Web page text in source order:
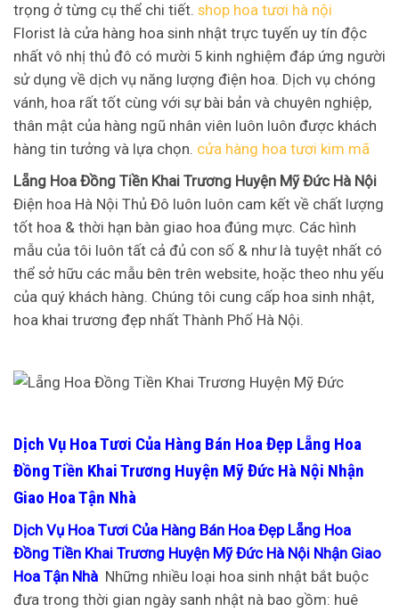
trọng ở từng cụ thể chi tiết. shop hoa tươi hà nội
Florist là cửa hàng hoa sinh nhật trực tuyến uy tín độc
nhất vô nhị thủ đô có mười 5 kinh nghiệm đáp ứng người
sử dụng về dịch vụ năng lượng điện hoa. Dịch vụ chóng
vánh, hoa rất tốt cùng với sự bài bản và chuyên nghiệp,
thân mật của hàng ngũ nhân viên luôn luôn được khách
hàng tin tưởng và lựa chọn. cửa hàng hoa tươi kim mã
Lẵng Hoa Đồng Tiền Khai Trương Huyện Mỹ Đức Hà Nội
Điện hoa Hà Nội Thủ Đô luôn luôn cam kết về chất lượng
tốt hoa & thời hạn bàn giao hoa đúng mực. Các hình
mẫu của tôi luôn tất cả đủ con số & như là tuyệt nhất có
thể sở hữu các mẫu bên trên website, hoặc theo nhu yếu
của quý khách hàng. Chúng tôi cung cấp hoa sinh nhật,
hoa khai trương đẹp nhất Thành Phố Hà Nội.
Dịch Vụ Hoa Tươi Của Hàng Bán Hoa Đẹp Lẵng Hoa
Đồng Tiền Khai Trương Huyện Mỹ Đức Hà Nội Nhận
Giao Hoa Tận Nhà
Dịch Vụ Hoa Tươi Của Hàng Bán Hoa Đẹp Lẵng Hoa
Đồng Tiền Khai Trương Huyện Mỹ Đức Hà Nội Nhận Giao
Hoa Tận Nhà Những nhiều loại hoa sinh nhật bắt buộc
đưa trong thời gian ngày sanh nhật nà bao gồm: huê